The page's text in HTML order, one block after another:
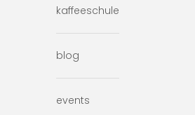
kaffeeschule
blog
events